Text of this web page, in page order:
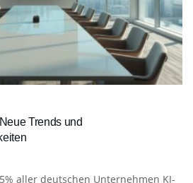
Trends und
aller deutschen Unternehmen KI-